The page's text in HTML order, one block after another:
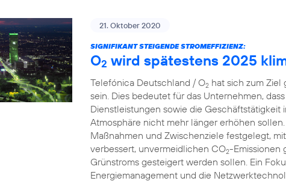
21. Oktober 2020
SIGNIFIKANT STEIGENDE STROMEFFIZIENZ:
O2 wird spätestens 2025
Telefónica Deutschland / O2 hat sich zum Ziel
sein. Dies bedeutet für das Unternehmen,
Dienstleistungen sowie die Geschäftstätigkeit
Atmosphäre nicht mehr länger erhöhen
Maßnahmen und Zwischenziele festgelegt,
verbessert, unvermeidlichen CO2-Emissionen
Grünstroms gesteigert werden sollen. Ein
Energiemanagement und die